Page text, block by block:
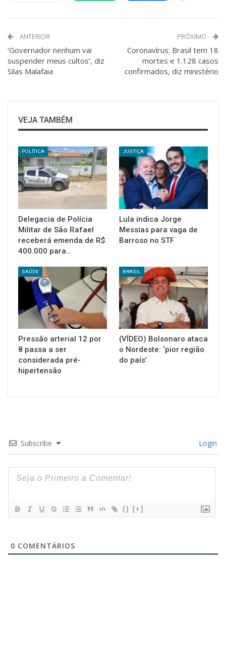
ANTERIOR
‘Governador nenhum vai
suspender meus cultos’, diz
Silas Malafaia
PRÓXIMO
Coronavírus: Brasil tem 18
mortes e 1.128 casos
confirmados, diz ministério
VEJA TAMBÉM
POLÍTICA
Delegacia de Polícia
Militar de São Rafael
receberá emenda de R$
400.000 para…
JUSTIÇA
Lula indica Jorge
Messias para vaga de
Barroso no STF
SAÚDE
Pressão arterial 12 por
8 passa a ser
considerada pré-
hipertensão
BRASIL
(VÍDEO) Bolsonaro ataca
o Nordeste: ‘pior região
do país’
Subscribe Login
{} [+]
0 COMENTÁRIOS